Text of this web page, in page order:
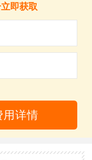
即获取
用详情